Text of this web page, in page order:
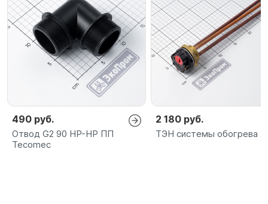
490 руб.
Отвод G2 90 НР-НР ПП
Tecomec
2 180 руб.
ТЭН системы обогрева